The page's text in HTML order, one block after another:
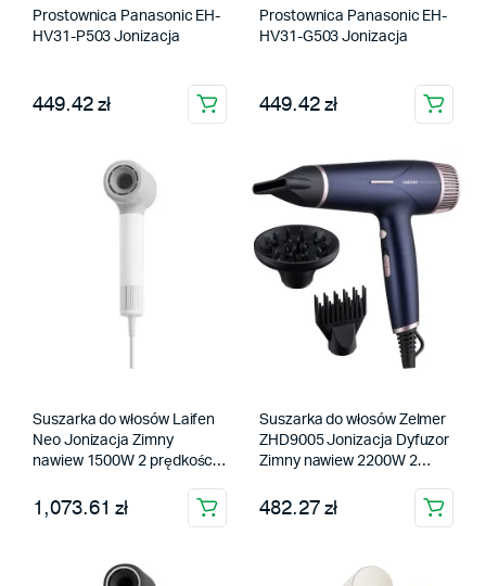
Prostownica Panasonic EH-
HV31-P503 Jonizacja
449.42 zł
Prostownica Panasonic EH-
HV31-G503 Jonizacja
449.42 zł
Suszarka do włosów Laifen
Neo Jonizacja Zimny
nawiew 1500W 2 prędkości
1,073.61 zł
Suszarka do włosów Zelmer
ZHD9005 Jonizacja Dyfuzor
Zimny nawiew 2200W 2
482.27 zł